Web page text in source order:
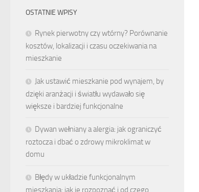
OSTATNIE WPISY
Rynek pierwotny czy wtórny? Porównanie
kosztów, lokalizacji i czasu oczekiwania na
mieszkanie
Jak ustawić mieszkanie pod wynajem, by
dzięki aranżacji i światłu wydawało się
większe i bardziej funkcjonalne
Dywan wełniany a alergia: jak ograniczyć
roztocza i dbać o zdrowy mikroklimat w
domu
Błędy w układzie funkcjonalnym
mieszkania: jak je rozpoznać i od czego